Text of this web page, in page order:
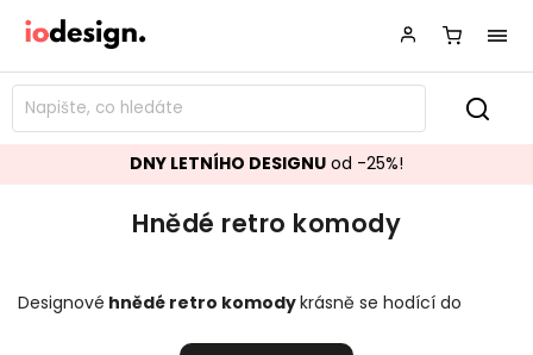
DNY LETNÍHO DESIGNU od -25%!
Hnědé retro komody
Designové hnědé retro komodykrásně se hodící do